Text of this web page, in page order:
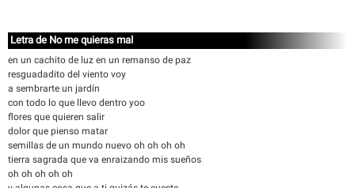
Letra de No me quieras mal
en un cachito de luz en un remanso de paz
resguadadito del viento voy
a sembrarte un jardín
con todo lo que llevo dentro yoo
flores que quieren salir
dolor que pienso matar
semillas de un mundo nuevo oh oh oh oh
tierra sagrada que va enraizando mis sueños
oh oh oh oh oh